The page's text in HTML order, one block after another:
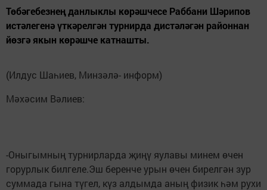
Төбәгебезнең данлыклы көрәшчесе Раббани Шәрипов
истәлегенә үткәрелгән турнирда дистәләгән районнан
йөзгә якын көрәшче катнашты.
(Илдус Шаһиев, Минзәлә- информ)
Мәхәсим Вәлиев:
-Оныгымның турнирларда җиңү яулавы минем өчен
горурлык билгеле.Эш беренче урын өчен бирелгән зур
суммада гына түгел, күз алдымда аның физик һәм рухи